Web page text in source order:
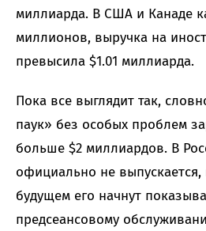
миллиарда. В США и Канаде
миллионов, выручка на
превысила $1.01 миллиарда.
Пока все выглядит так,
паук» без особых проблем
больше $2 миллиардов. В
официально не
будущем его начнут
предсеансовому